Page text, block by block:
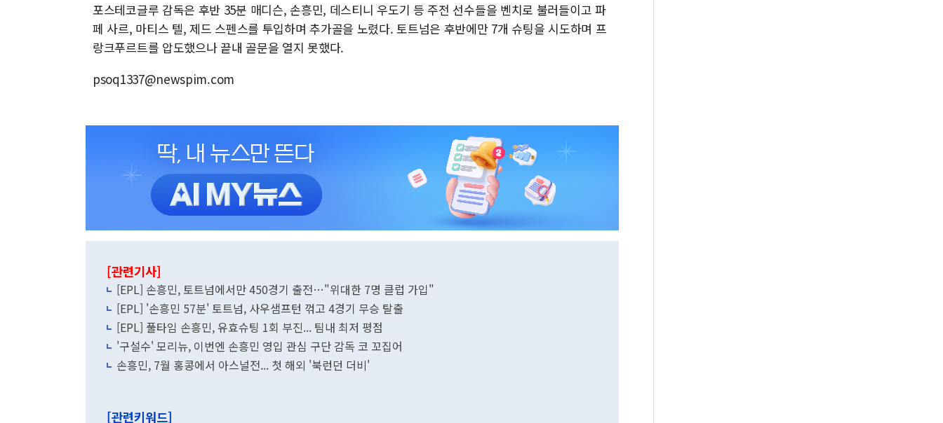
포스테코글루 감독은 후반 35분 매디슨, 손흥민, 데스티니 우도기 등 주전 선수들을 벤치로 불러들이고 파
페 사르, 마티스 텔, 제드 스펜스를 투입하며 추가골을 노렸다. 토트넘은 후반에만 7개 슈팅을 시도하며 프
랑크푸르트를 압도했으나 끝내 골문을 열지 못했다.
psoq1337@newspim.com
[관련기사]
[EPL] 손흥민, 토트넘에서만 450경기 출전…"위대한 7명 클럽 가입"
[EPL] '손흥민 57분' 토트넘, 사우샘프턴 꺾고 4경기 무승 탈출
[EPL] 풀타임 손흥민, 유효슈팅 1회 부진... 팀내 최저 평점
'구설수' 모리뉴, 이번엔 손흥민 영입 관심 구단 감독 코 꼬집어
손흥민, 7월 홍콩에서 아스널전... 첫 해외 '북런던 더비'
[관련키워드]